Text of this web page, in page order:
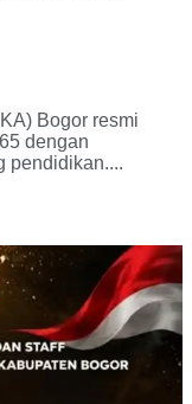
Bogor resmi
dengan
pendidikan....